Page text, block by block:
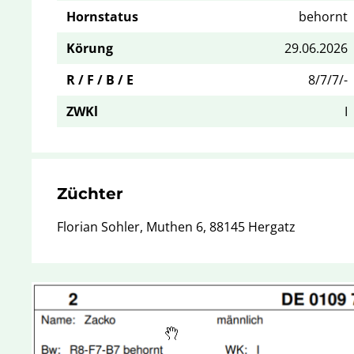
Hornstatus
behornt
Körung
29.06.2026
R / F / B / E
8/7/7/-
ZWKl
I
Züchter
Florian Sohler, Muthen 6, 88145 Hergatz